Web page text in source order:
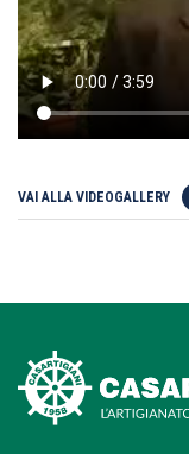
VAI ALLA VIDEOGALLERY